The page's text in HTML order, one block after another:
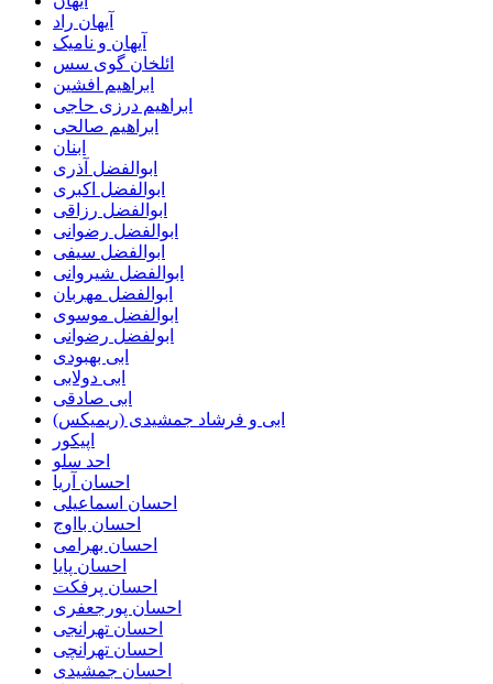
آیهان راد
آیهان و نامیک
ائلخان گوی سس
ابراهیم افشین
ابراهیم درزی حاجی
ابراهیم صالحی
ابنان
ابوالفضل آذری
ابوالفضل اکبری
ابوالفضل رزاقی
ابوالفضل رضوانی
ابوالفضل سیفی
ابوالفضل شیروانی
ابوالفضل مهربان
ابوالفضل موسوی
ابولفضل رضوانی
ابی بهبودی
ابی دولابی
ابی صادقی
ابی و فرشاد جمشیدی (ریمیکس)
اپیکور
احد سلو
احسان آریا
احسان اسماعیلی
احسان بااوج
احسان بهرامی
احسان پایا
احسان پرفکت
احسان پورجعفری
احسان تهرانجی
احسان تهرانچی
احسان جمشیدی